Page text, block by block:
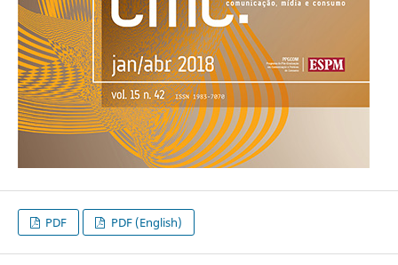
PDF PDF (English)